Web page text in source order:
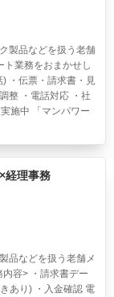
製品などを扱う老舗
ト業務をおまかせし
・伝票・請求書・見
整 ・電話対応 ・社
施中 「マンパワー
経理事務
品などを扱う老舗メ
容> ・請求書デー
あり) ・入金確認 電